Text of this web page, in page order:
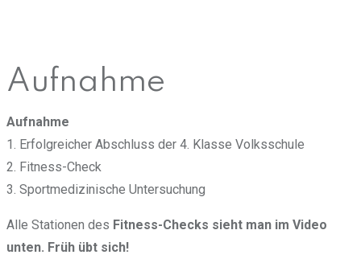
Aufnahme
Aufnahme
1. Erfolgreicher Abschluss der 4. Klasse Volksschule
2. Fitness-Check
3. Sportmedizinische Untersuchung
Alle Stationen des Fitness-Checks sieht man im Video
unten. Früh übt sich!